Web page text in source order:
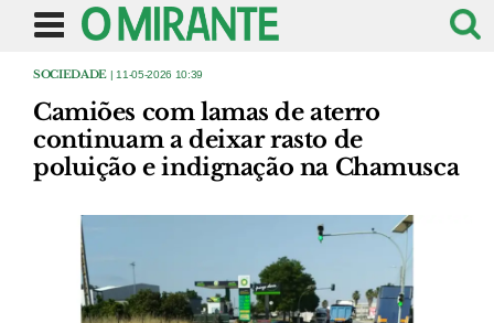
SOCIEDADE | 11-05-2026 10:39
Camiões com lamas de aterro
continuam a deixar rasto de
poluição e indignação na Chamusca